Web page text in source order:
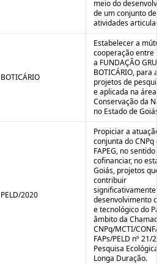
meio do
de um conjunto de
atividades
BOTICÁRIO
Estabelecer a
cooperação entre
a FUNDAÇÃO
BOTICÁRIO, para
projetos de
e aplicada na área
Conservação da
no Estado de Goiás.
PELD/2020
Propiciar a atuação
conjunta do CNPq e
FAPEG, no sentido
cofinanciar, no
Goiás, projetos que
contribuir
significativamente
desenvolvimento
e tecnológico do
âmbito da Chamada
CNPq/MCTI/
FAPs/PELD nº 21/
Pesquisa Ecológica
Longa Duração.